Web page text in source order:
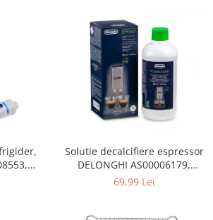
styling
ingrijire
AEG,
Solutie decalcifiere espressor
DELONGHI AS00006179,
DLSC500, 500 ml
69,99 Lei